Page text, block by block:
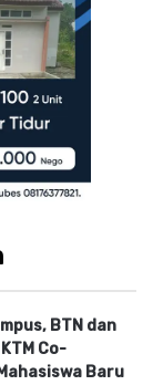
BTN dan
Co-
Baru